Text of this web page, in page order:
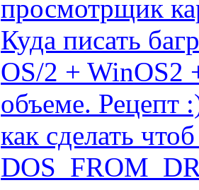
просмотрщик
Куда писать
OS/2 + WinOS2
объеме. Рецепт
как сделать